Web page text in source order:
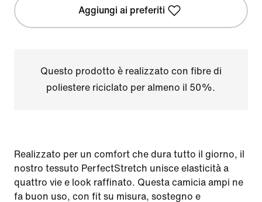
Aggiungi ai preferiti
Questo prodotto è realizzato con fibre di
poliestere riciclato per almeno il 50%.
Realizzato per un comfort che dura tutto il giorno, il
nostro tessuto PerfectStretch unisce elasticità a
quattro vie e look raffinato. Questa camicia ampi ne
fa buon uso, con fit su misura, sostegno e